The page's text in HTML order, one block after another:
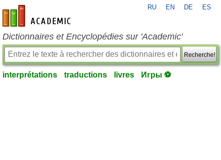
fr-academic.com
RU EN DE ES
Dictionnaires et Encyclopédies sur 'Academic'
Recherche!
interprétations traductions livres Игры ⚽